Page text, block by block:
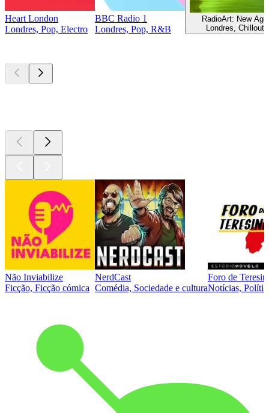
Heart London
Londres, Pop, Electro
BBC Radio 1
Londres, Pop, R&B
RadioArt: New Age
Londres, Chillout
Não Inviabilize
Ficção, Ficção cómica
NerdCast
Comédia, Sociedade e cultura
Foro de
Notícias,